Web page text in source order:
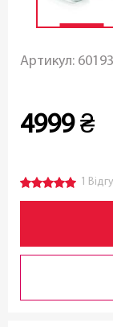
Артикул:
4999 ₴
1